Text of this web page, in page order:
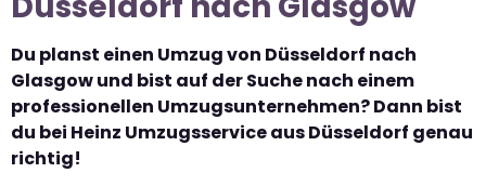
Du planst einen Umzug von Düsseldorf nach
Glasgow und bist auf der Suche nach einem
professionellen Umzugsunternehmen? Dann bist
du bei Heinz Umzugsservice aus Düsseldorf genau
richtig!